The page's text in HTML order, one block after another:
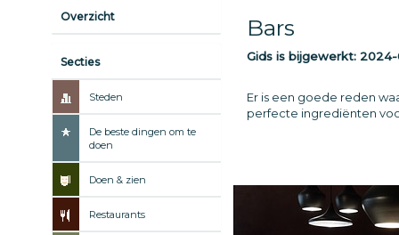
Overzicht
Secties
Steden
De beste dingen om te
doen
Doen & zien
Restaurants
Bars
Gids is bijgewerkt:
Er is een goede reden
perfecte ingrediënten